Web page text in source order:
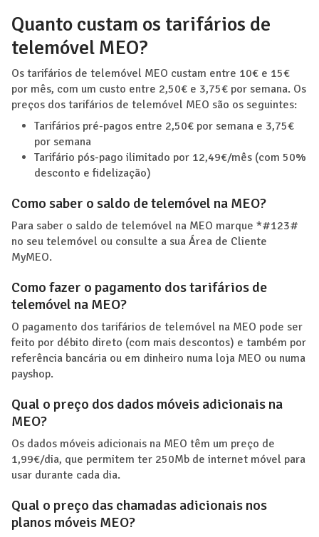
Quanto custam os tarifários de
telemóvel MEO?
Os tarifários de telemóvel MEO custam entre 10€ e 15€
por mês, com um custo entre 2,50€ e 3,75€ por semana. Os
preços dos tarifários de telemóvel MEO são os seguintes:
Tarifários pré-pagos entre 2,50€ por semana e 3,75€
por semana
Tarifário pós-pago ilimitado por 12,49€/mês (com 50%
desconto e fidelização)
Como saber o saldo de telemóvel na MEO?
Para saber o saldo de telemóvel na MEO marque *#123#
no seu telemóvel ou consulte a sua Área de Cliente
MyMEO.
Como fazer o pagamento dos tarifários de
telemóvel na MEO?
O pagamento dos tarifários de telemóvel na MEO pode ser
feito por débito direto (com mais descontos) e também por
referência bancária ou em dinheiro numa loja MEO ou numa
payshop.
Qual o preço dos dados móveis adicionais na
MEO?
Os dados móveis adicionais na MEO têm um preço de
1,99€/dia, que permitem ter 250Mb de internet móvel para
usar durante cada dia.
Qual o preço das chamadas adicionais nos
planos móveis MEO?